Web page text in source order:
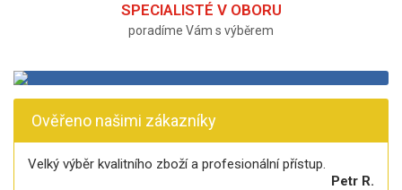
SPECIALISTÉ V OBORU
poradíme Vám s výběrem
Ověřeno našimi zákazníky
Velký výběr kvalitního zboží a profesionální přístup.
Petr R.